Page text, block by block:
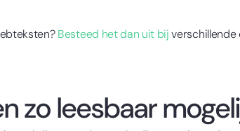
Besteed het dan uit bijverschillende
zo leesbaar